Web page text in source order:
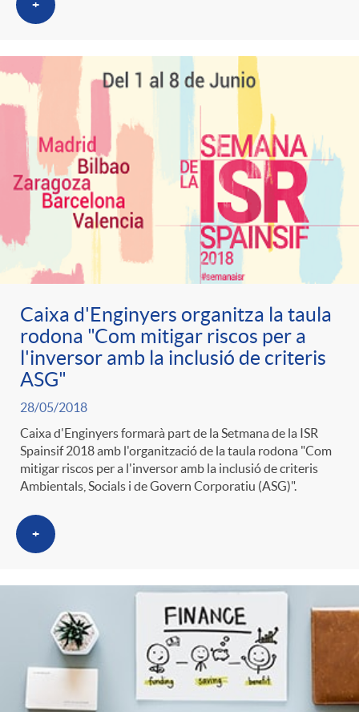
+
Caixa d'Enginyers organitza la taula
rodona "Com mitigar riscos per a
l'inversor amb la inclusió de criteris
ASG"
28/05/2018
Caixa d'Enginyers formarà part de la Setmana de la ISR
Spainsif 2018 amb l'organització de la taula rodona "Com
mitigar riscos per a l'inversor amb la inclusió de criteris
Ambientals, Socials i de Govern Corporatiu (ASG)".
+